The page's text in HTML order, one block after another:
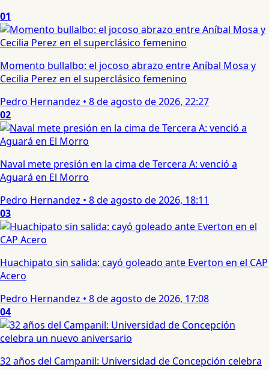
01
Momento bullalbo: el jocoso abrazo entre Aníbal Mosa y
Cecilia Perez en el superclásico femenino
Pedro Hernandez • 8 de agosto de 2026, 22:27
02
Naval mete presión en la cima de Tercera A: venció a
Aguará en El Morro
Pedro Hernandez • 8 de agosto de 2026, 18:11
03
Huachipato sin salida: cayó goleado ante Everton en el CAP
Acero
Pedro Hernandez • 8 de agosto de 2026, 17:08
04
32 años del Campanil: Universidad de Concepción celebra